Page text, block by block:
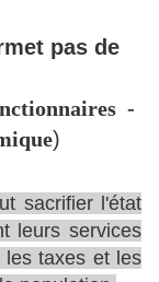
pas de
-
)
sacrifier l'état
leurs services
les taxes et les